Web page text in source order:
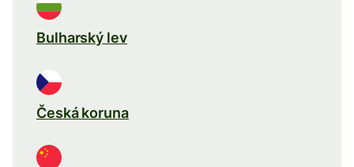
Bulharský lev
Česká koruna